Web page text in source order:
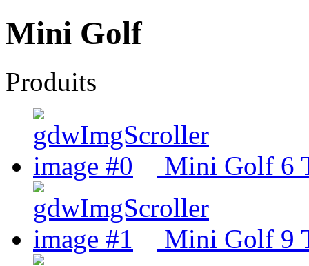
Mini Golf
Produits
Mini Golf 6
Mini Golf 9